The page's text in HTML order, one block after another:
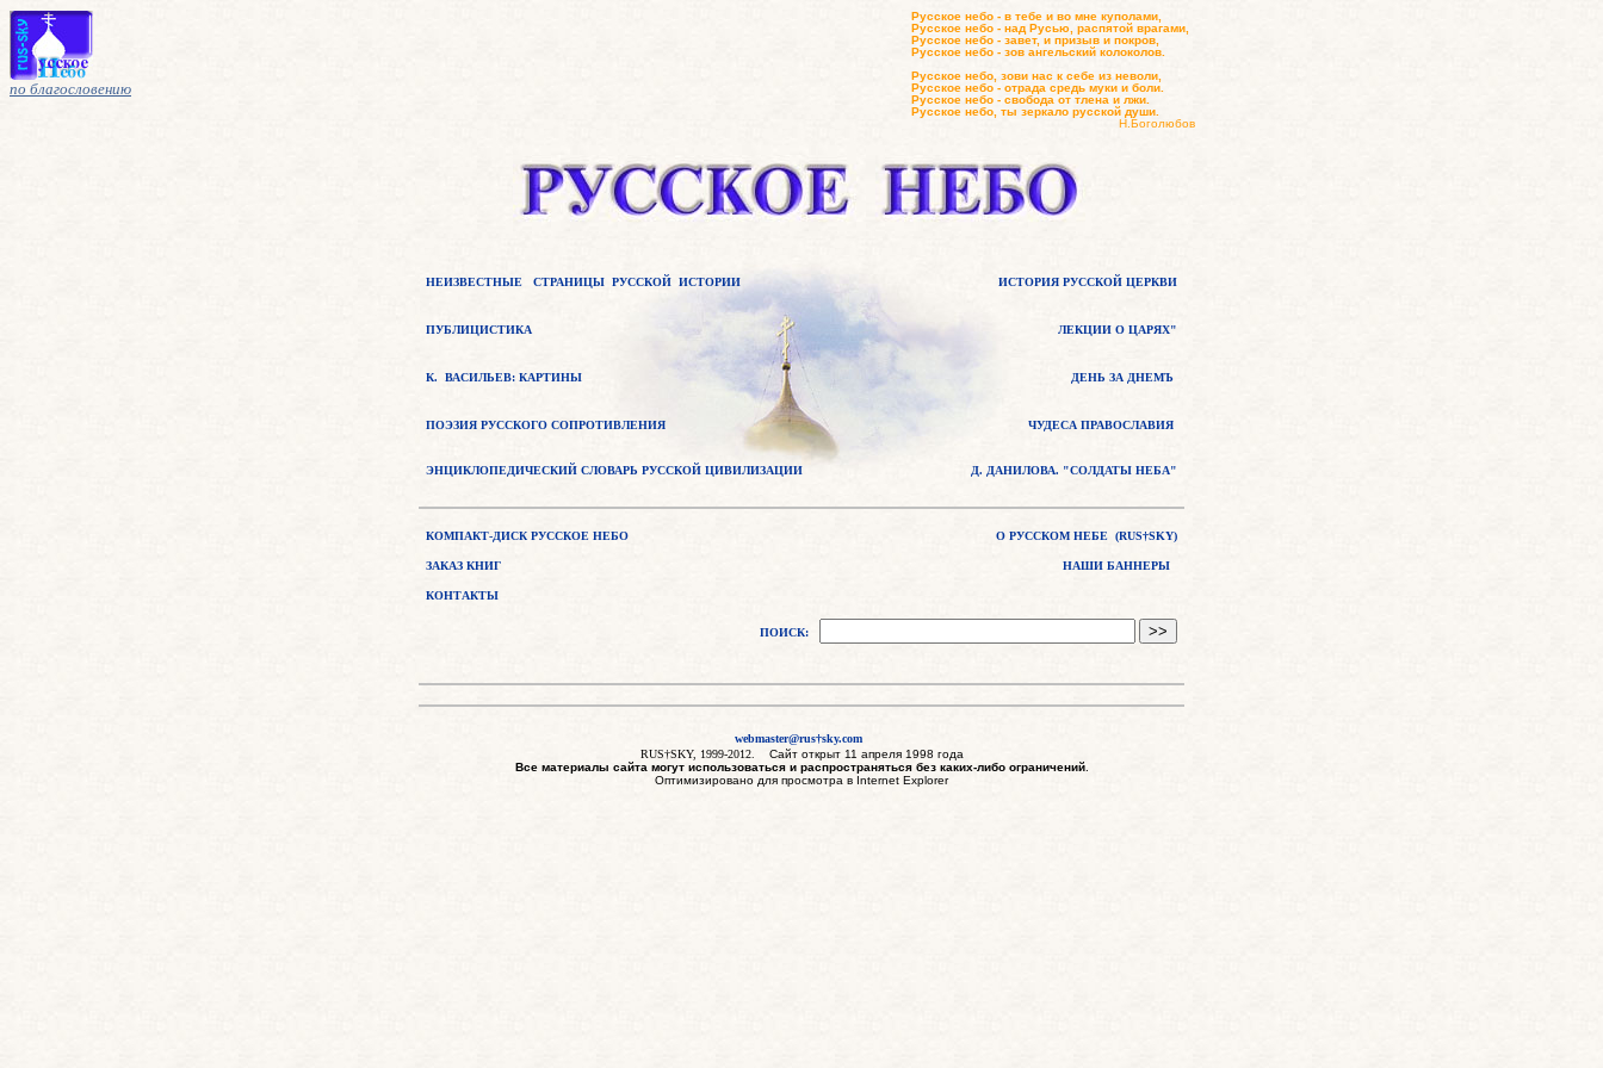
по благословению
Русское небо - в тебе и во мне куполами,
Русское небо - над Русью, распятой врагами,
Русское небо - завет, и призыв и покров,
Русское небо - зов ангельский колоколов.
Русское небо, зови нас к себе из неволи,
Русское небо - отрада средь муки и боли.
Русское небо - свобода от тлена и лжи.
Русское небо, ты зеркало русской души.
Н.Боголюбов
НЕИЗВЕСТНЫЕ СТРАНИЦЫ РУССКОЙ ИСТОРИИ ИСТОРИЯ РУССКОЙ ЦЕРКВИ
ПУБЛИЦИСТИКА ЛЕКЦИИ О ЦАРЯХ"
К. ВАСИЛЬЕВ: КАРТИНЫ ДЕНЬ ЗА ДНЕМЪ
ПОЭЗИЯ РУССКОГО СОПРОТИВЛЕНИЯ ЧУДЕСА ПРАВОСЛАВИЯ
ЭНЦИКЛОПЕДИЧЕСКИЙ СЛОВАРЬ РУССКОЙ ЦИВИЛИЗАЦИИ Д. ДАНИЛОВА. "СОЛДАТЫ НЕБА"
КОМПАКТ-ДИСК РУССКОЕ НЕБО О РУССКОМ НЕБЕ (RUS†SKY)
ЗАКАЗ КНИГ НАШИ БАННЕРЫ
КОНТАКТЫ
ПОИСК:
webmaster@rus†sky.com
RUS†SKY, 1999-2012. Сайтоткрыт 11 апреля 1998 года
Все материалы сайта могут использоваться и распространяться без каких-либо ограничений.
Оптимизировано для просмотра в Internet Explorer